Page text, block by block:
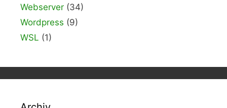
Webserver (34)
Wordpress (9)
WSL (1)